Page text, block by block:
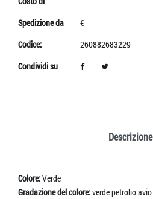
Spedizione da
€
Codice:
260882683229
Condividi su
Descrizione
Colore:Verde
Gradazione del colore:verde petrolio avio